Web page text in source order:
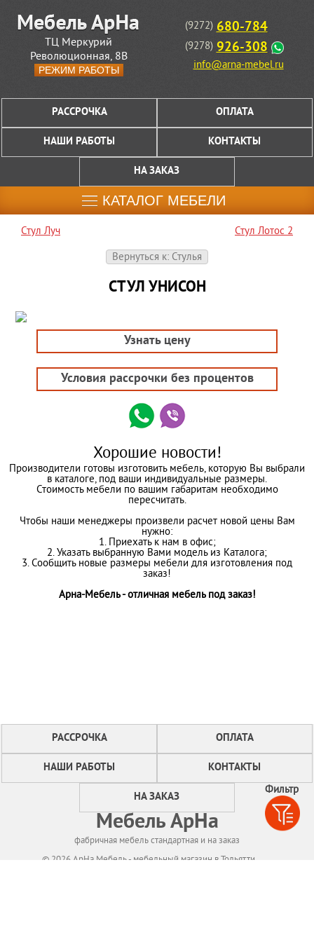
Фильтр
ТЦ Меркурий
Революционная, 8В
РЕЖИМ РАБОТЫ
(9272) 680-784
(9278) 926-308
info@arna-mebel.ru
РАССРОЧКА ОПЛАТА
НАШИ РАБОТЫ КОНТАКТЫ
НА ЗАКАЗ
КАТАЛОГ МЕБЕЛИ
Стул Луч
Стул Лотос 2
Вернуться к: Стулья
СТУЛ УНИСОН
Узнать цену
Условия рассрочки без процентов
Хорошие новости!
Производители готовы изготовить мебель, которую Вы выбрали
в каталоге, под ваши индивидуальные размеры.
Стоимость мебели по вашим габаритам необходимо
пересчитать.
Чтобы наши менеджеры произвели расчет новой цены Вам
нужно:
1. Приехать к нам в офис;
2. Указать выбранную Вами модель из Каталога;
3. Сообщить новые размеры мебели для изготовления под
заказ!
Арна-Мебель - отличная мебель под заказ!
РАССРОЧКА ОПЛАТА
НАШИ РАБОТЫ КОНТАКТЫ
НА ЗАКАЗ
Мебель АрНа
фабричная мебель стандартная и на заказ
© 2026 АрНа Мебель - мебельный магазин в Тольятти